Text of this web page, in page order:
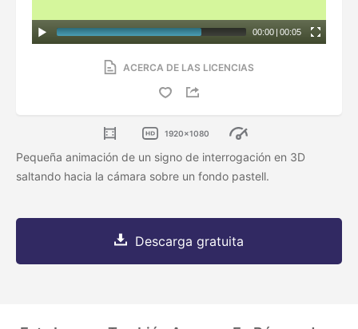
00:00 | 00:05
ACERCA DE LAS LICENCIAS
1920x1080
Pequeña animación de un signo de interrogación en 3D
saltando hacia la cámara sobre un fondo pastell.
Descarga gratuita